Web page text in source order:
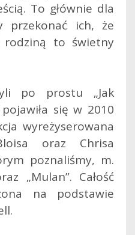
To głównie dla
ich, że
rodziną to świetny
po prostu „Jak
się w 2010
wyreżyserowana
oraz Chrisa
poznaliśmy, m.
„Mulan”. Całość
na podstawie